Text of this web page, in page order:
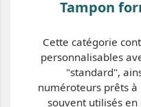
Tampon
Cette catégorie
personnalisables
"standard",
numéroteurs prêts à
souvent utilisés